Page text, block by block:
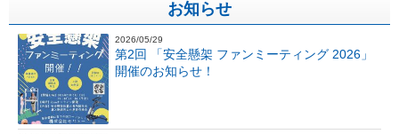
お知らせ
2026/05/29
第2回 「安全懸架 ファンミーティング 2026」
開催のお知らせ！